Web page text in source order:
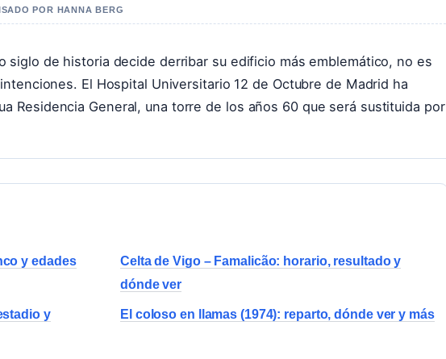
POR HANNA BERG
siglo de historia decide derribar su edificio más emblemático, no es
El Hospital Universitario 12 de Octubre de Madrid ha
Residencia General, una torre de los años 60 que será sustituida por
y edades
Celta de Vigo – Famalicão: horario, resultado y
dónde ver
y
El coloso en llamas (1974): reparto, dónde ver y más